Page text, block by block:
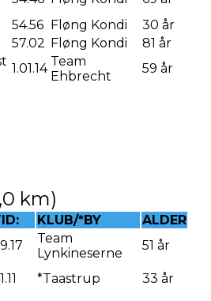
54.56 Fløng Kondi
30 år
57.02 Fløng Kondi
81 år
1.01.14 Team
Ehbrecht
59 år
km)
KLUB/*BY
ALDER
Team
Lynkineserne
51 år
*Taastrup
33 år